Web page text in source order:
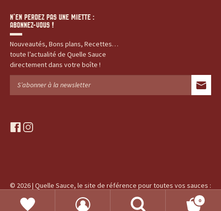
N’EN PERDEZ PAS UNE MIETTE :
ABONNEZ-VOUS !
Nouveautés, Bons plans, Recettes…
toute l’actualité de Quelle Sauce
directement dans votre boîte !
f
o
k
r
a
© 2026 | Quelle Sauce, le site de référence pour toutes vos sauces :
produits, recettes, histoires...
Recherche
RECHERCHE
0